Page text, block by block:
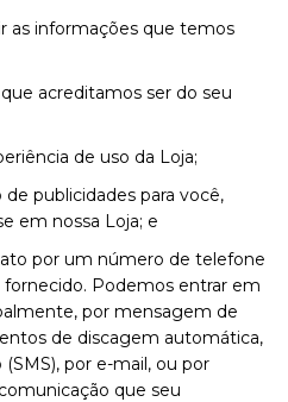
as informações que temos
acreditamos ser do seu
de uso da Loja;
publicidades para você,
em nossa Loja; e
por um número de telefone
Podemos entrar em
por mensagem de
de discagem automática,
por e-mail, ou por
que seu